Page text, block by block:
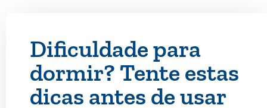
Dificuldade para
dormir? Tente estas
dicas antes de usar